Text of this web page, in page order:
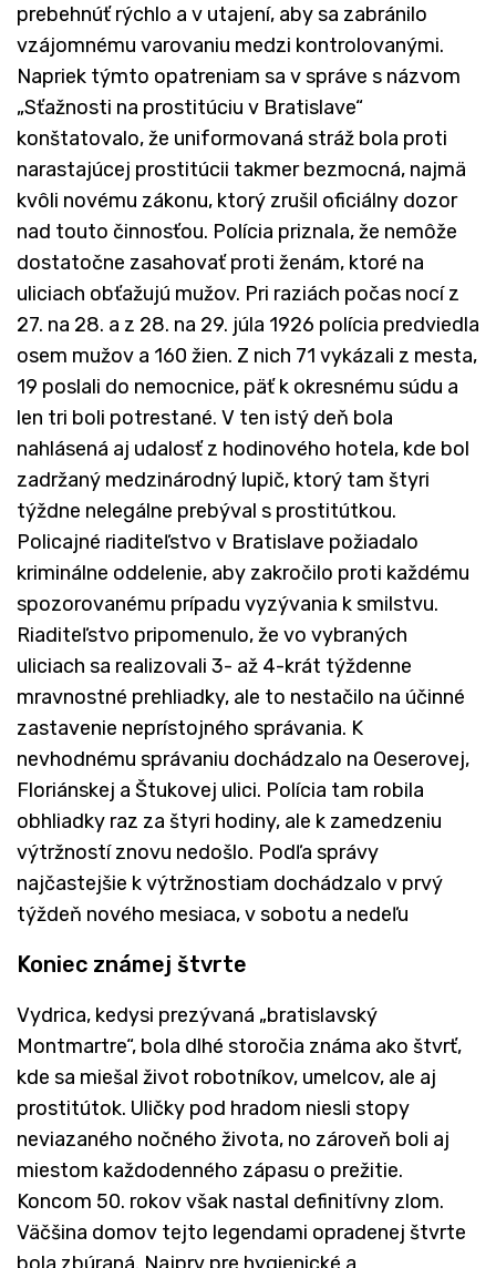
prebehnúť rýchlo a v utajení, aby sa zabránilo
vzájomnému varovaniu medzi kontrolovanými.
Napriek týmto opatreniam sa v správe s názvom
„Sťažnosti na prostitúciu v Bratislave“
konštatovalo, že uniformovaná stráž bola proti
narastajúcej prostitúcii takmer bezmocná, najmä
kvôli novému zákonu, ktorý zrušil oficiálny dozor
nad touto činnosťou. Polícia priznala, že nemôže
dostatočne zasahovať proti ženám, ktoré na
uliciach obťažujú mužov. Pri raziách počas nocí z
27. na 28. a z 28. na 29. júla 1926 polícia predviedla
osem mužov a 160 žien. Z nich 71 vykázali z mesta,
19 poslali do nemocnice, päť k okresnému súdu a
len tri boli potrestané. V ten istý deň bola
nahlásená aj udalosť z hodinového hotela, kde bol
zadržaný medzinárodný lupič, ktorý tam štyri
týždne nelegálne prebýval s prostitútkou.
Policajné riaditeľstvo v Bratislave požiadalo
kriminálne oddelenie, aby zakročilo proti každému
spozorovanému prípadu vyzývania k smilstvu.
Riaditeľstvo pripomenulo, že vo vybraných
uliciach sa realizovali 3- až 4-krát týždenne
mravnostné prehliadky, ale to nestačilo na účinné
zastavenie neprístojného správania. K
nevhodnému správaniu dochádzalo na Oeserovej,
Floriánskej a Štukovej ulici. Polícia tam robila
obhliadky raz za štyri hodiny, ale k zamedzeniu
výtržností znovu nedošlo. Podľa správy
najčastejšie k výtržnostiam dochádzalo v prvý
týždeň nového mesiaca, v sobotu a nedeľu
Koniec známej štvrte
Vydrica, kedysi prezývaná „bratislavský
Montmartre“, bola dlhé storočia známa ako štvrť,
kde sa miešal život robotníkov, umelcov, ale aj
prostitútok. Uličky pod hradom niesli stopy
neviazaného nočného života, no zároveň boli aj
miestom každodenného zápasu o prežitie.
Koncom 50. rokov však nastal definitívny zlom.
Väčšina domov tejto legendami opradenej štvrte